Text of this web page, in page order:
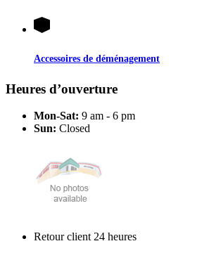
Accessoires de déménagement
Heures d’ouverture
Mon-Sat: 9 am - 6 pm
Sun: Closed
Retour client 24 heures